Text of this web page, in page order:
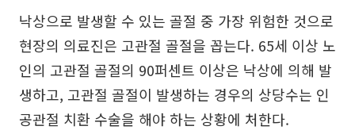
낙상으로 발생할 수 있는 골절 중 가장 위험한 것으로
현장의 의료진은 고관절 골절을 꼽는다. 65세 이상 노
인의 고관절 골절의 90퍼센트 이상은 낙상에 의해 발
생하고, 고관절 골절이 발생하는 경우의 상당수는 인
공관절 치환 수술을 해야 하는 상황에 처한다.